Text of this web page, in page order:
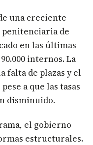
una creciente
de
en las últimas
internos. La
falta de plazas y el
a que las tasas
disminuido.
el gobierno
estructurales.